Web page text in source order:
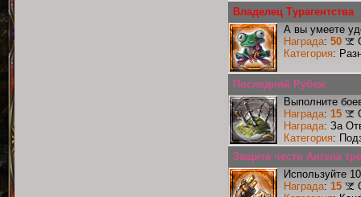
Владелец Турагентства
А вы умеете
Награда: 50
Категория:
Последний Рубеж
Выполните
Награда: 15
Награда: За
Категория:
Защита чести Ангела
Используйте
Награда: 15